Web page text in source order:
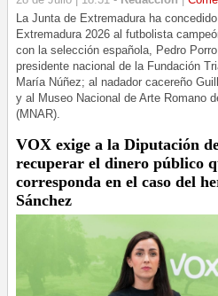
La Junta de Extremadura ha
Extremadura 2026 al futbolista
con la selección española, Pedro
presidente nacional de la Fundación
María Núñez; al nadador cacereño
y al Museo Nacional de Arte Romano
(MNAR).
VOX exige a la Diputación
recuperar el dinero público
corresponda en el caso del
Sánchez